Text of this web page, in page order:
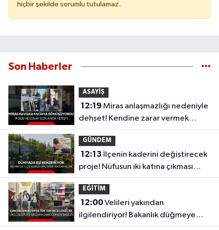
hiçbir şekilde sorumlu tutulamaz.
Son Haberler
ASAYİŞ
12:19
dehşet! Kendine zarar vermek
isterken son anda kurtarıldı
GÜNDEM
12:13
proje! Nüfusun iki katına çıkması
bekleniyor
EĞİTİM
12:00Velileri yakından
ilgilendiriyor! Bakanlık düğmeye
bastı: Kırtasiye ürünleri tek tek